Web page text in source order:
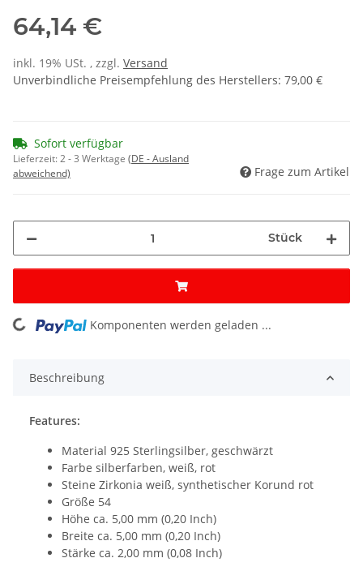
64,14 €
inkl. 19% USt. , zzgl. Versand
Unverbindliche Preisempfehlung des Herstellers: 79,00 €
Sofort verfügbar
Lieferzeit:2 - 3 Werktage (DE - Ausland
abweichend)
Frage zum Artikel
Stück
Loading... Komponenten werden geladen ...
Beschreibung
Features:
Material 925 Sterlingsilber, geschwärzt
Farbe silberfarben, weiß, rot
Steine Zirkonia weiß, synthetischer Korund rot
Größe 54
Höhe ca. 5,00 mm (0,20 Inch)
Breite ca. 5,00 mm (0,20 Inch)
Stärke ca. 2,00 mm (0,08 Inch)